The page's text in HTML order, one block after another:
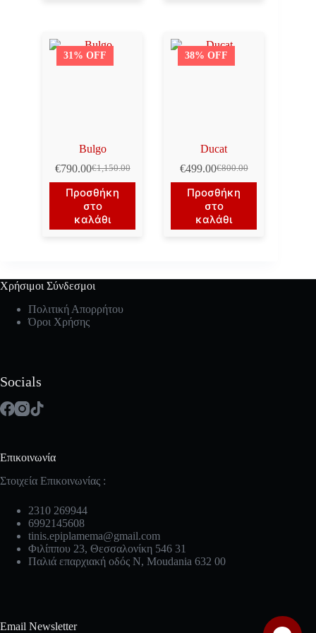
31% OFF
Bulgo
€1,150.00
Original
price
was:
€1,150.00.
€790.00Η
τρέχουσα
τιμή
είναι:
€790.00.
Προσθήκη
στο
καλάθι
38% OFF
Ducat
€800.00
Original
price
was:
€800.00.
€499.00Η
τρέχουσα
τιμή
είναι:
€499.00.
Προσθήκη
στο
καλάθι
Χρήσιμοι Σύνδεσμοι
Πολιτική Απορρήτου
Όροι Χρήσης
Socials
Επικοινωνία
Στοιχεία Επικοινωνίας :
2310 269944
6992145608
tinis.epiplamema@gmail.com
Φιλίππου 23, Θεσσαλονίκη 546 31
Παλιά επαρχιακή οδός Ν, Moudania 632 00
Email Newsletter